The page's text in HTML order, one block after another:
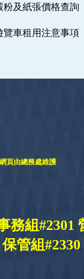
粉及紙張價格查詢
覽車租用注意事項
頁由總務處維護
務組#2301
管組#2330